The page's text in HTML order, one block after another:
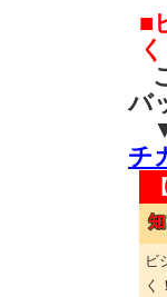
■
バ
▼
チ
ビ
く